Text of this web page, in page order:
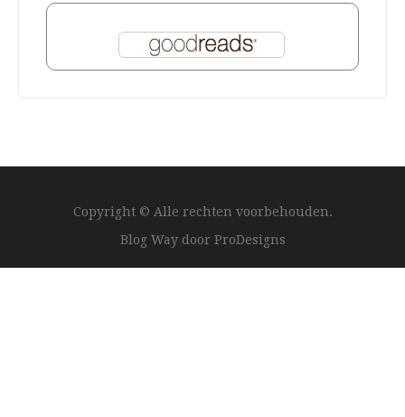
Copyright © Alle rechten voorbehouden.
Blog Way door ProDesigns